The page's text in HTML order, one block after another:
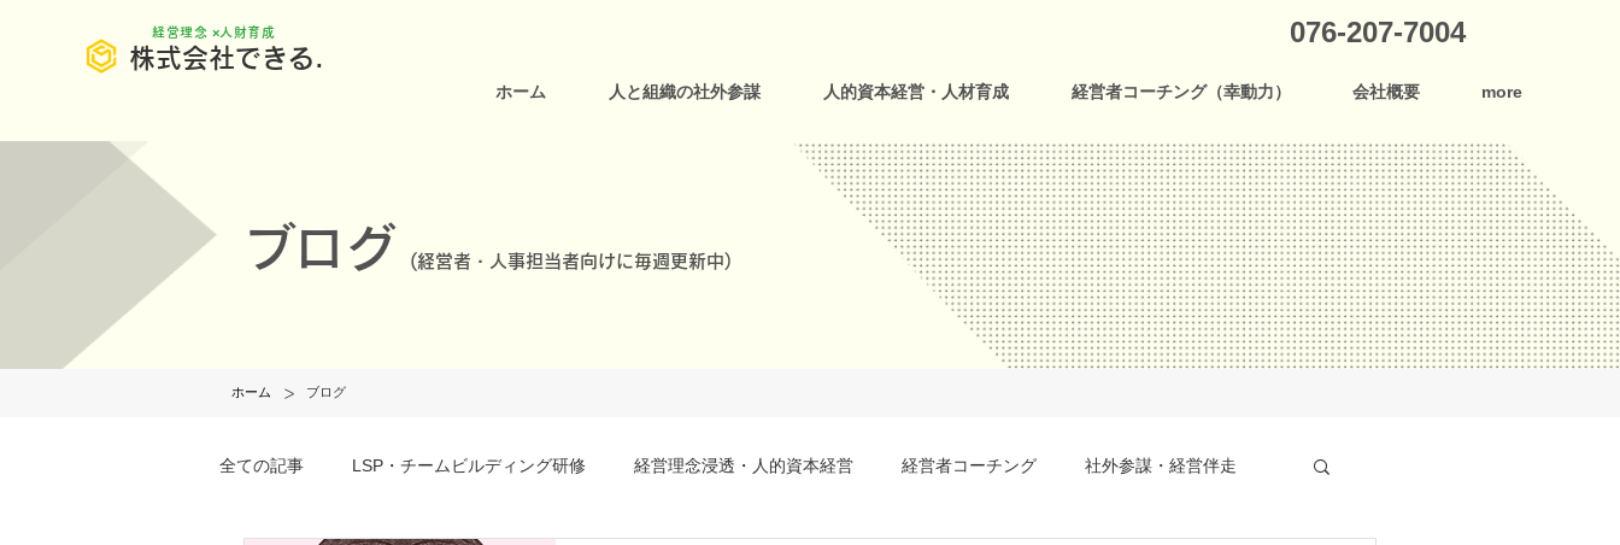
株式会社できる.
​経営理念 ×人財育成 076-207-7004
ホーム 人と組織の社外参謀 人的資本経営・人材育成 経営者コーチング（幸動力） 会社概要 more
ブログ (経営者・人事担当者向けに毎週更新中)
ホーム > ブログ
全ての記事 LSP・チームビルディング研修 経営理念浸透・人的資本経営 経営者コーチング 社外参謀・経営伴走